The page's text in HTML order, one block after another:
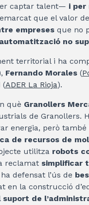
captar talent— i per
que el valor
empreses que no
no
territorial i ha
Fernando Morales (
(ADER La Rioja).
què Granollers
de Granollers.
energia, però també
de recursos de
utilitza robots
reclamat simplificar
ha defensat l’ús de
en la construcció
suport de